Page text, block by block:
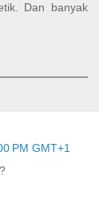
Dan banyak
PM GMT+1